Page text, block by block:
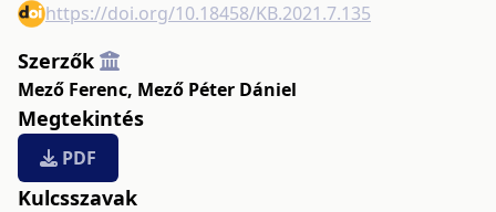
https://doi.org/10.18458/KB.2021.7.135
Szerzők
Mező Ferenc, Mező Péter Dániel
Megtekintés
PDF
Kulcsszavak